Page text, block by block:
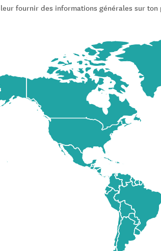
fournir des informations générales sur